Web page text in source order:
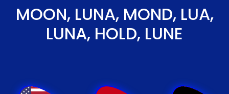
MOON, LUNA, MOND, LUA,
LUNA, HOLD, LUNE